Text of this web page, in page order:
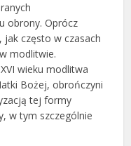
obrony. Oprócz
jak często w czasach
modlitwie.
wieku modlitwa
Bożej, obrończyni
tej formy
w tym szczególnie